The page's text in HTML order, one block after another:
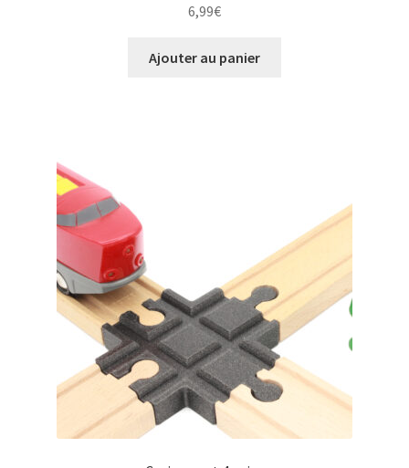
6,99€
Ajouter au panier